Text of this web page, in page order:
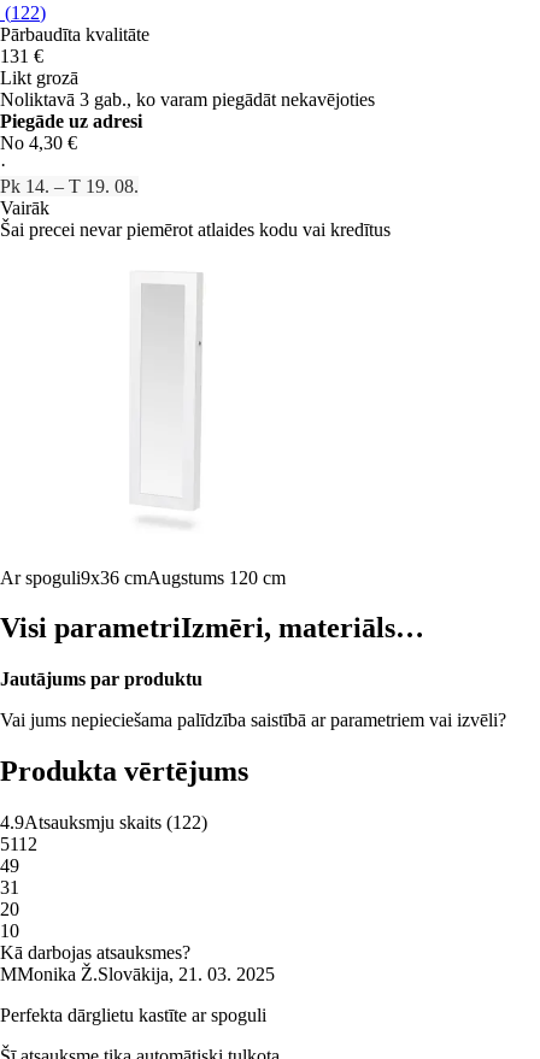
(122)
Pārbaudīta kvalitāte
131 €
Likt grozā
Noliktavā 3 gab., ko varam piegādāt nekavējoties
Piegāde uz adresi
No 4,30 €
·
Pk 14. – T 19. 08.
Vairāk
Šai precei nevar piemērot atlaides kodu vai kredītus
Ar spoguli9x36 cmAugstums 120 cm
Visi parametriIzmēri, materiāls…
Jautājums par produktu
Vai jums nepieciešama palīdzība saistībā ar parametriem vai izvēli?
Produkta vērtējums
4.9Atsauksmju skaits (122)
5112
49
31
20
10
Kā darbojas atsauksmes?
MMonika Ž.Slovākija, 21. 03. 2025
Perfekta dārglietu kastīte ar spoguli